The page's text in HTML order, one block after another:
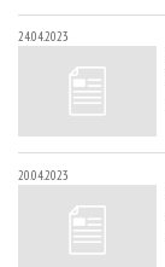
24.04.2023
20.04.2023